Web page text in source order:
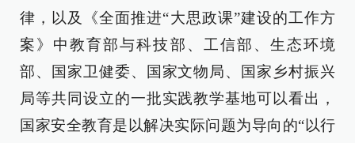
律，以及《全面推进“大思政课”建设的工作方
案》中教育部与科技部、工信部、生态环境
部、国家卫健委、国家文物局、国家乡村振兴
局等共同设立的一批实践教学基地可以看出，
国家安全教育是以解决实际问题为导向的“以行